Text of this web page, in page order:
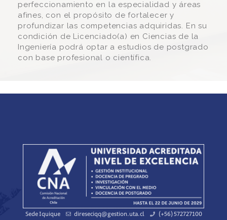
perfeccionamiento en la especialidad y áreas
afines, con el propósito de fortalecer y
profundizar las competencias adquiridas. En su
condición de Licenciado(a) en Ciencias de la
Ingeniería podrá optar a estudios de postgrado
con base profesional o científica.
Sede Iquique direseciqq@gestion.uta.cl
(+56) 572727100